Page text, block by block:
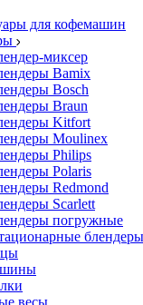
для кофемашин
миксер
Bamix
Bosch
Braun
Kitfort
Moulinex
Philips
Polaris
Redmond
Scarlett
погружные
блендеры
весы